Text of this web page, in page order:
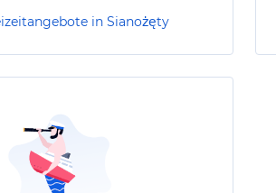
in Sianożęty